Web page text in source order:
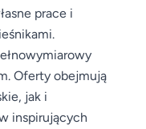
prace i
Oferty obejmują
jak i
inspirujących